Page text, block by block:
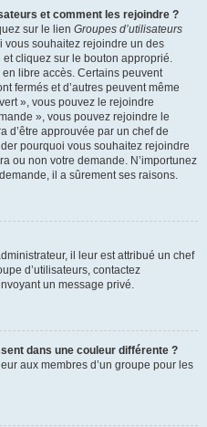
et comment les rejoindre ?
sur le lien Groupes d’utilisateurs
vous souhaitez rejoindre un des
cliquez sur le bouton approprié.
libre accès. Certains peuvent
fermés et d’autres peuvent même
», vous pouvez le rejoindre
», vous pouvez rejoindre le
d’être approuvée par un chef de
pourquoi vous souhaitez rejoindre
ou non votre demande. N’importunez
il a sûrement ses raisons.
il leur est attribué un chef
d’utilisateurs, contactez
un message privé.
dans une couleur différente ?
aux membres d’un groupe pour les